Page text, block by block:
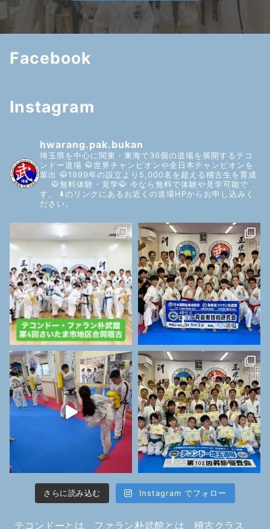
Facebook
Instagram
hwarang.pak.bukan
埼玉県を中心に関東・東海で36個の道場を展開するテコ
ンドー道場 🥋世界チャンピオンや全日本チャンピオンを
輩出 🥋1999年の設立より5,000名を超える稽古生を育成
🥋無料体験・見学🥋 今なら無料で体験や見学可能で
す。
⬇️のリンクにあるお近くの道場HPからお申し込みく
ださい。
さらに読み込む Instagram でフォロー
テコンドーとは ファラン朴武館とは 稽古クラス